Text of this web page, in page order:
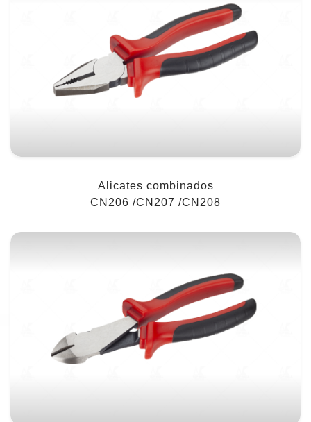
Alicates combinados
CN206 /CN207 /CN208